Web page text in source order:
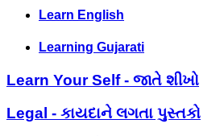
Learn English
Learning Gujarati
Learn Your Self - જાતે શીખો
Legal - કાયદાને લગતા પુસ્તકો